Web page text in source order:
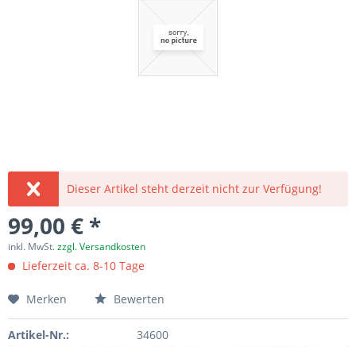
Dieser Artikel steht derzeit nicht zur Verfügung!
99,00 € *
inkl. MwSt.zzgl. Versandkosten
Lieferzeit ca. 8-10 Tage
Merken Bewerten
Artikel-Nr.: 34600